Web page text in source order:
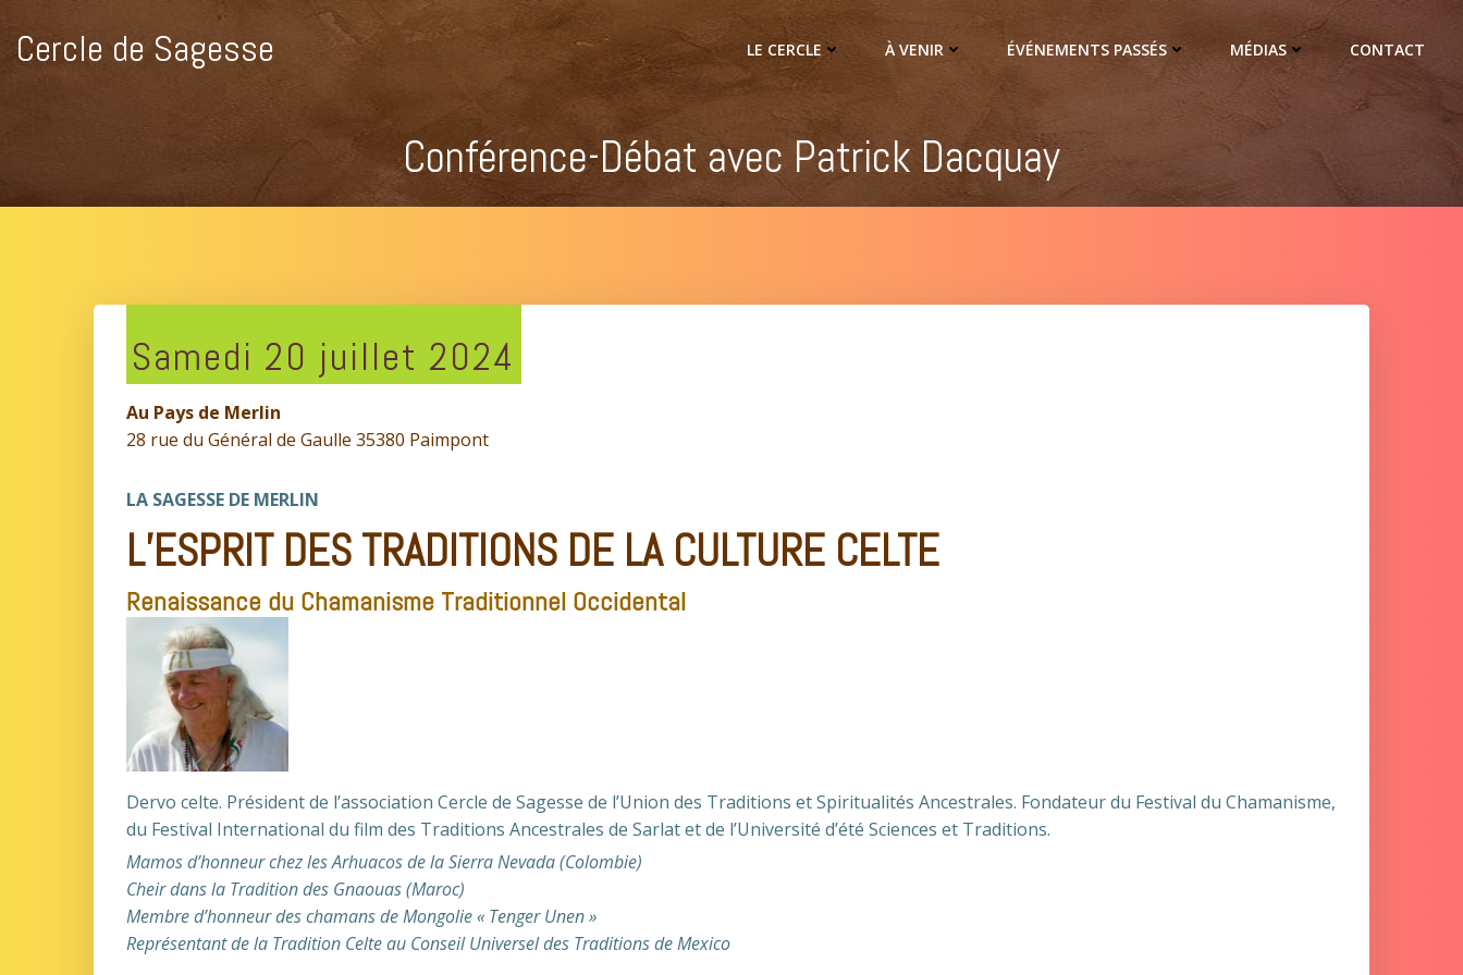
contenu
Cercle de Sagesse LE CERCLE À VENIR ÉVÉNEMENTS PASSÉS MÉDIAS CONTACT
Conférence-Débat avec Patrick Dacquay
Samedi 20 juillet 2024
Au Pays de Merlin
28 rue du Général de Gaulle 35380 Paimpont
LA SAGESSE DE MERLIN
L’ESPRIT DES TRADITIONS DE LA CULTURE CELTE
Renaissance du Chamanisme Traditionnel Occidental
Dervo celte. Président de l’association Cercle de Sagesse de l’Union des Traditions et Spiritualités Ancestrales. Fondateur du Festival du Chamanisme,
du Festival International du film des Traditions Ancestrales de Sarlat et de l’Université d’été Sciences et Traditions.
Mamos d’honneur chez les Arhuacos de la Sierra Nevada (Colombie)
Cheir dans la Tradition des Gnaouas (Maroc)
Membre d’honneur des chamans de Mongolie « Tenger Unen »
Représentant de la Tradition Celte au Conseil Universel des Traditions de Mexico